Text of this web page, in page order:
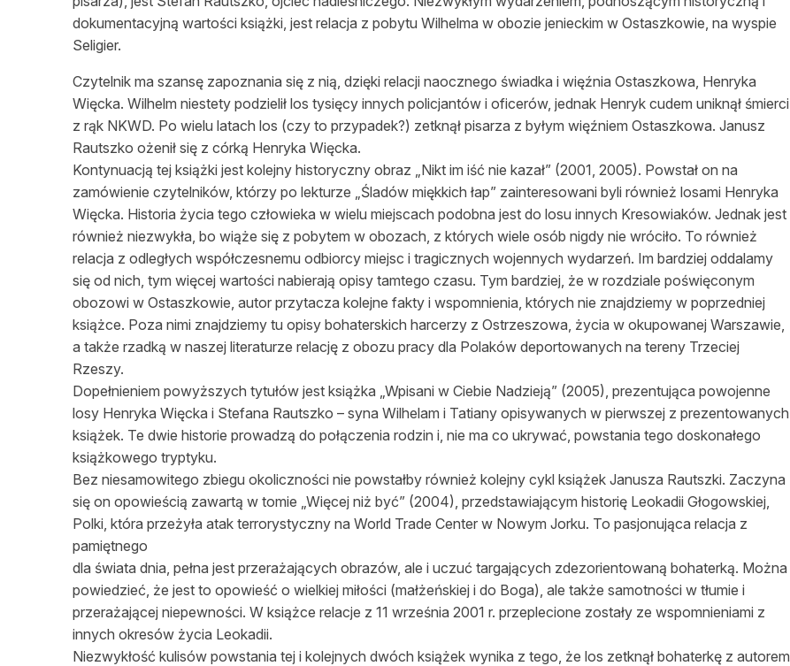
dokumentacyjną wartości książki, jest relacja z pobytu Wilhelma w obozie jenieckim w Ostaszkowie, na wyspie
Seligier.
Czytelnik ma szansę zapoznania się z nią, dzięki relacji naocznego świadka i więźnia Ostaszkowa, Henryka
Więcka. Wilhelm niestety podzielił los tysięcy innych policjantów i oficerów, jednak Henryk cudem uniknął śmierci
z rąk NKWD. Po wielu latach los (czy to przypadek?) zetknął pisarza z byłym więźniem Ostaszkowa. Janusz
Rautszko ożenił się z córką Henryka Więcka.
Kontynuacją tej książki jest kolejny historyczny obraz „Nikt im iść nie kazał” (2001, 2005). Powstał on na
zamówienie czytelników, którzy po lekturze „Śladów miękkich łap” zainteresowani byli również losami Henryka
Więcka. Historia życia tego człowieka w wielu miejscach podobna jest do losu innych Kresowiaków. Jednak jest
również niezwykła, bo wiąże się z pobytem w obozach, z których wiele osób nigdy nie wróciło. To również
relacja z odległych współczesnemu odbiorcy miejsc i tragicznych wojennych wydarzeń. Im bardziej oddalamy
się od nich, tym więcej wartości nabierają opisy tamtego czasu. Tym bardziej, że w rozdziale poświęconym
obozowi w Ostaszkowie, autor przytacza kolejne fakty i wspomnienia, których nie znajdziemy w poprzedniej
książce. Poza nimi znajdziemy tu opisy bohaterskich harcerzy z Ostrzeszowa, życia w okupowanej Warszawie,
a także rzadką w naszej literaturze relację z obozu pracy dla Polaków deportowanych na tereny Trzeciej
Rzeszy.
Dopełnieniem powyższych tytułów jest książka „Wpisani w Ciebie Nadzieją” (2005), prezentująca powojenne
losy Henryka Więcka i Stefana Rautszko – syna Wilhelam i Tatiany opisywanych w pierwszej z prezentowanych
książek. Te dwie historie prowadzą do połączenia rodzin i, nie ma co ukrywać, powstania tego doskonałego
książkowego tryptyku.
Bez niesamowitego zbiegu okoliczności nie powstałby również kolejny cykl książek Janusza Rautszki. Zaczyna
się on opowieścią zawartą w tomie „Więcej niż być” (2004), przedstawiającym historię Leokadii Głogowskiej,
Polki, która przeżyła atak terrorystyczny na World Trade Center w Nowym Jorku. To pasjonująca relacja z
pamiętnego
dla świata dnia, pełna jest przerażających obrazów, ale i uczuć targających zdezorientowaną bohaterką. Można
powiedzieć, że jest to opowieść o wielkiej miłości (małżeńskiej i do Boga), ale także samotności w tłumie i
przerażającej niepewności. W książce relacje z 11 września 2001 r. przeplecione zostały ze wspomnieniami z
innych okresów życia Leokadii.
Niezwykłość kulisów powstania tej i kolejnych dwóch książek wynika z tego, że los zetknął bohaterkę z autorem